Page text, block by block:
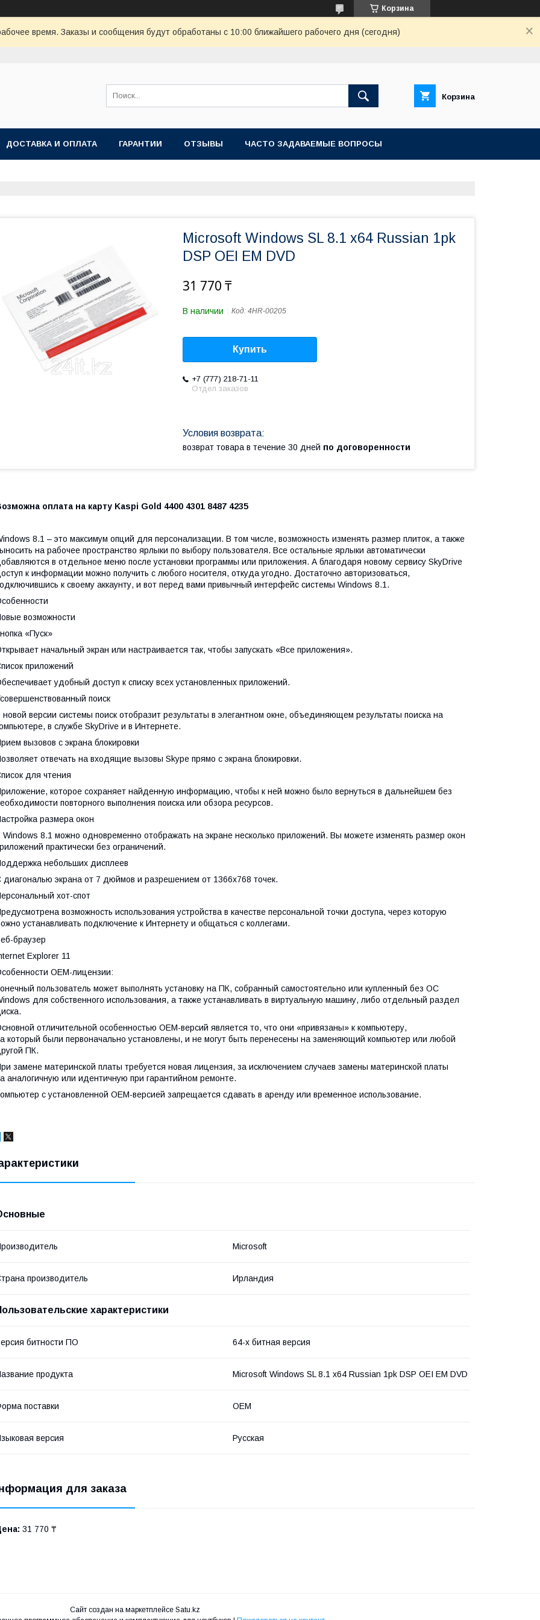
Корзина
время. Заказы и сообщения будут обработаны с 10:00 ближайшего рабочего дня (сегодня)
Корзина
ДОСТАВКА И ОПЛАТА ГАРАНТИИ ОТЗЫВЫ ЧАСТО ЗАДАВАЕМЫЕ ВОПРОСЫ
Microsoft Windows SL 8.1 x64 Russian 1pk
DSP OEI EM DVD
31 770 ₸
В наличии Код: 4HR-00205
Купить
+7 (777) 218-71-11
Отдел заказов
возврат товара в течение 30 дней по договоренности
оплата на карту Kaspi Gold 4400 4301 8487 4235
8.1 – это максимум опций для персонализации. В том числе, возможность изменять размер плиток, а также
на рабочее пространство ярлыки по выбору пользователя. Все остальные ярлыки автоматически
в отдельное меню после установки программы или приложения. А благодаря новому сервису SkyDrive
к информации можно получить с любого носителя, откуда угодно. Достаточно авторизоваться,
к своему аккаунту, и вот перед вами привычный интерфейс системы Windows 8.1.
возможности
«Пуск»
начальный экран или настраивается так, чтобы запускать «Все приложения».
приложений
удобный доступ к списку всех установленных приложений.
поиск
новой версии системы поиск отобразит результаты в элегантном окне, объединяющем результаты поиска на
в службе SkyDrive и в Интернете.
вызовов с экрана блокировки
отвечать на входящие вызовы Skype прямо с экрана блокировки.
для чтения
которое сохраняет найденную информацию, чтобы к ней можно было вернуться в дальнейшем без
повторного выполнения поиска или обзора ресурсов.
размера окон
Windows 8.1 можно одновременно отображать на экране несколько приложений. Вы можете изменять размер окон
практически без ограничений.
небольших дисплеев
диагональю экрана от 7 дюймов и разрешением от 1366х768 точек.
хот-спот
возможность использования устройства в качестве персональной точки доступа, через которую
устанавливать подключение к Интернету и общаться с коллегами.
браузер
Explorer 11
OEM-лицензии:
пользователь может выполнять установку на ПК, собранный самостоятельно или купленный без ОС
для собственного использования, а также устанавливать в виртуальную машину, либо отдельный раздел
отличительной особенностью OEM-версий является то, что они «привязаны» к компьютеру,
который были первоначально установлены, и не могут быть перенесены на заменяющий компьютер или любой
ПК.
замене материнской платы требуется новая лицензия, за исключением случаев замены материнской платы
аналогичную или идентичную при гарантийном ремонте.
с установленной ОЕМ-версией запрещается сдавать в аренду или временное использование.
Microsoft
производитель Ирландия
характеристики
битности ПО 64-х битная версия
продукта Microsoft Windows SL 8.1 x64 Russian 1pk DSP OEI EM DVD
поставки OEM
версия Русская
для заказа
31 770 ₸
Сайт создан на маркетплейсе Satu.kz